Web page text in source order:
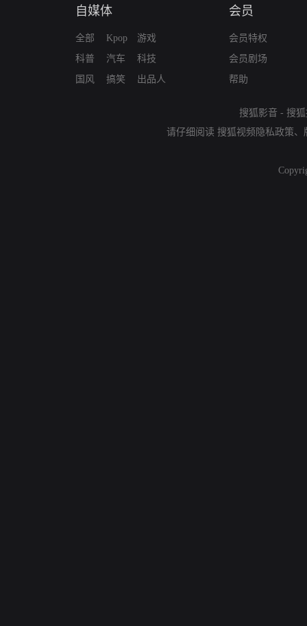
自媒体
全部
科普
国风
Kpop
汽车
搞笑
游戏
科技
出品人
会员
会员特权
会员剧场
帮助
搜狐影音 - 搜
请仔细阅读 搜狐视频隐私政策、